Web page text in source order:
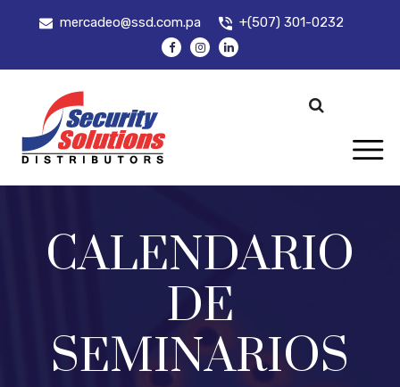
mercadeo@ssd.com.pa +(507) 301-0232
CALENDARIO
DE
SEMINARIOS